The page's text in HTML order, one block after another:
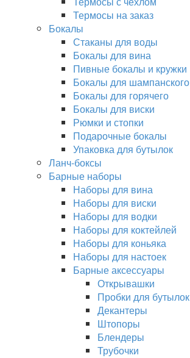
Термосы на заказ
Бокалы
Стаканы для воды
Бокалы для вина
Пивные бокалы и кружки
Бокалы для шампанского
Бокалы для горячего
Бокалы для виски
Рюмки и стопки
Подарочные бокалы
Упаковка для бутылок
Ланч-боксы
Барные наборы
Наборы для вина
Наборы для виски
Наборы для водки
Наборы для коктейлей
Наборы для коньяка
Наборы для настоек
Барные аксессуары
Открывашки
Пробки для бутылок
Декантеры
Штопоры
Блендеры
Трубочки